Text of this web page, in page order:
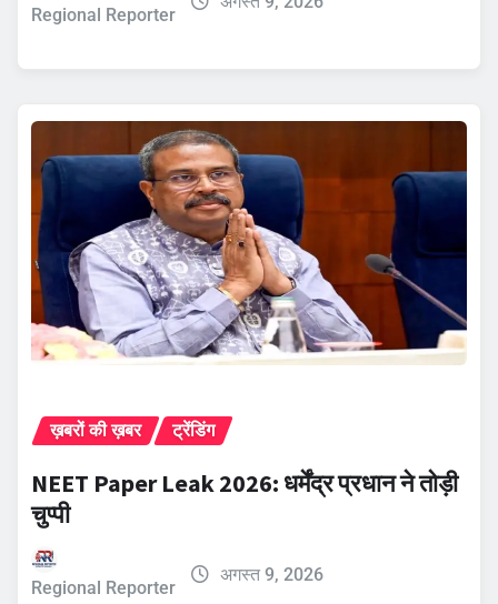
Regional Reporter
ख़बरों की ख़बर ट्रेंडिंग
NEET Paper Leak 2026: धर्मेंद्र प्रधान ने तोड़ी
चुप्पी
Regional Reporter
अगस्त 9, 2026